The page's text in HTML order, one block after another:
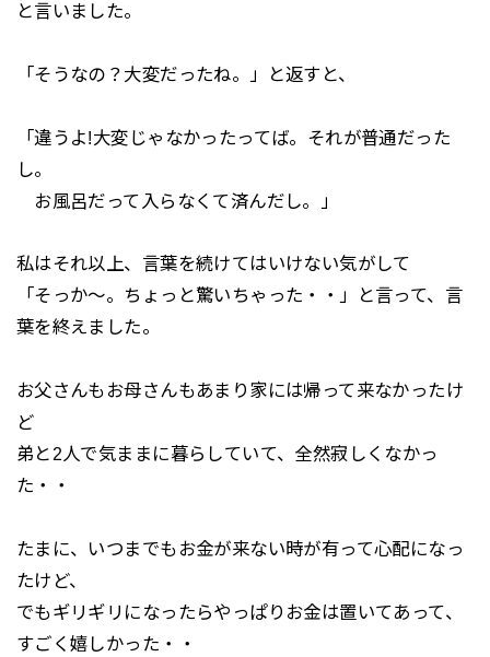
と言いました。
「そうなの？大変だったね。」と返すと、
「違うよ!大変じゃなかったってば。それが普通だった
し。
お風呂だって入らなくて済んだし。」
私はそれ以上、言葉を続けてはいけない気がして
「そっか～。ちょっと驚いちゃった・・」と言って、言
葉を終えました。
お父さんもお母さんもあまり家には帰って来なかったけ
ど
弟と2人で気ままに暮らしていて、全然寂しくなかっ
た・・
たまに、いつまでもお金が来ない時が有って心配になっ
たけど、
でもギリギリになったらやっぱりお金は置いてあって、
すごく嬉しかった・・